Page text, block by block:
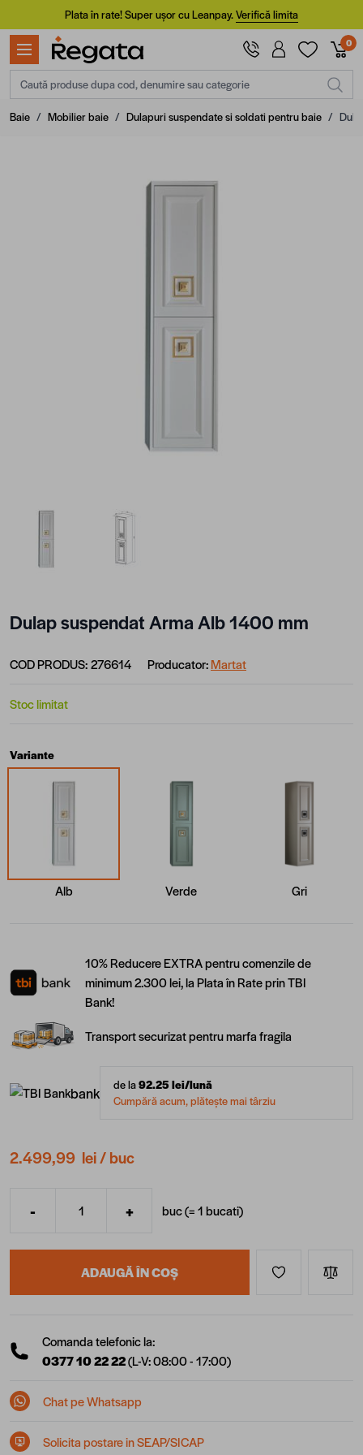
Mergi la ConținutPlata în rate! Super ușor cu Leanpay.Verifică limita
0
Caută produse dupa cod, denumire sau categorie
Baie / Mobilier baie / Dulapuri suspendate si soldati pentru baie /
View larger imageView larger image
Dulap suspendat Arma Alb 1400 mm
COD PRODUS:276614 Producator:Martat
Stoc limitat
Variante
Alb Verde Gri
10% Reducere EXTRA pentru comenzile de
minimum 2.300 lei, la Plata în Rate prin TBI
Bank!
Transport securizat pentru marfa fragila
bank de la92.25 lei/lună
Cumpără acum, plătește mai târziu
2.499,99 lei/ buc
Cantitate
- + buc (=1bucati)
ADAUGĂ ÎN COȘ
Comanda telefonic la:
0377 10 22 22(L-V: 08:00 - 17:00)
Chat pe Whatsapp
Solicita postare in SEAP/SICAP